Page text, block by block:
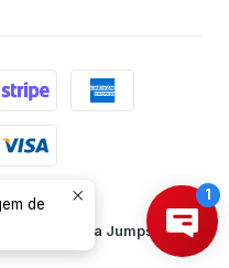
Lda.
tecnologia Jumpseller.
de